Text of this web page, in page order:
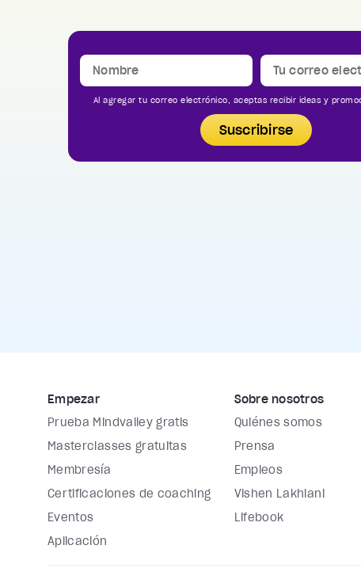
Al agregar tu correo electrónico, aceptas recibir ideas y
Suscribirse
Empezar
Prueba Mindvalley gratis
Masterclasses gratuitas
Membresía
Certificaciones de coaching
Eventos
Aplicación
Sobre nosotros
Quiénes somos
Prensa
Empleos
Vishen Lakhiani
Lifebook